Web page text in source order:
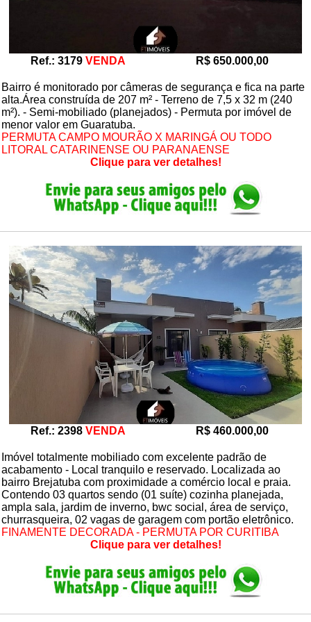
Ref.: 3179 VENDA R$ 650.000,00
Bairro é monitorado por câmeras de segurança e fica na parte
alta.Área construída de 207 m² - Terreno de 7,5 x 32 m (240
m²). - Semi-mobiliado (planejados) - Permuta por imóvel de
menor valor em Guaratuba.
PERMUTA CAMPO MOURÃO X MARINGÁ OU TODO
LITORAL CATARINENSE OU PARANAENSE
Clique para ver detalhes!
Ref.: 2398 VENDA R$ 460.000,00
Imóvel totalmente mobiliado com excelente padrão de
acabamento - Local tranquilo e reservado. Localizada ao
bairro Brejatuba com proximidade a comércio local e praia.
Contendo 03 quartos sendo (01 suíte) cozinha planejada,
ampla sala, jardim de inverno, bwc social, área de serviço,
churrasqueira, 02 vagas de garagem com portão eletrônico.
FINAMENTE DECORADA - PERMUTA POR CURITIBA
Clique para ver detalhes!